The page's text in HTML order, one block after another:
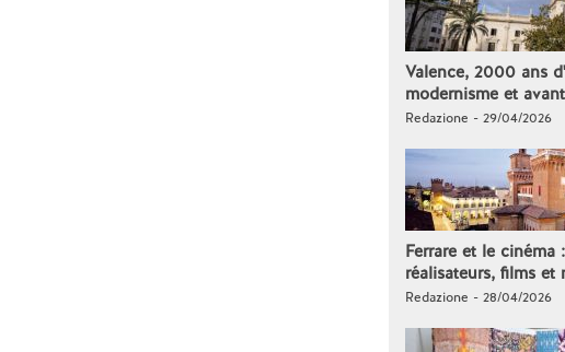
Valence, 2000 ans
modernisme et
Redazione - 29/04/2026
Ferrare et le cinéma
réalisateurs, films et
Redazione - 28/04/2026